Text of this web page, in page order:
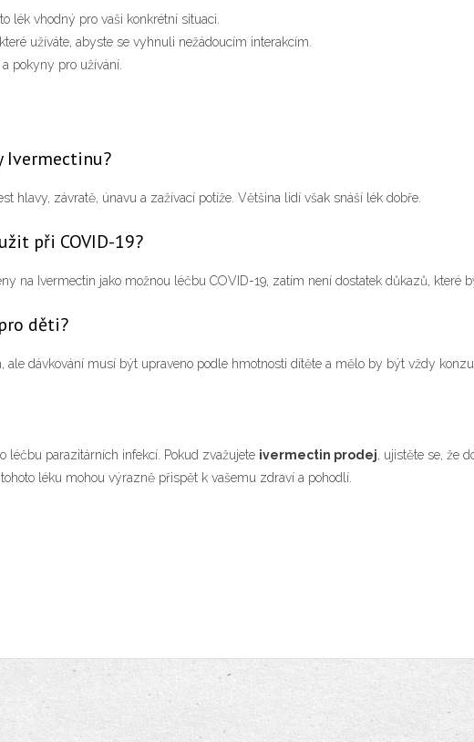
lék vhodný pro vaši konkrétní situaci.
užíváte, abyste se vyhnuli nežádoucím interakcím.
pokyny pro užívání.
Ivermectinu?
hlavy, závratě, únavu a zažívací potíže. Většina lidí však snáší lék dobře.
při COVID-19?
na Ivermectin jako možnou léčbu COVID-19, zatím není dostatek důkazů, které
děti?
ale dávkování musí být upraveno podle hmotnosti dítěte a mělo by být vždy
léčbu parazitárních infekcí. Pokud zvažujete ivermectin prodej, ujistěte se, že
léku mohou výrazně přispět k vašemu zdraví a pohodlí.